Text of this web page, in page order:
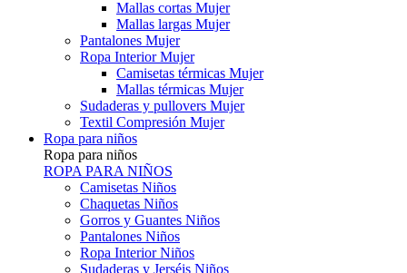
Mallas cortas Mujer
Mallas largas Mujer
Pantalones Mujer
Ropa Interior Mujer
Camisetas térmicas Mujer
Mallas térmicas Mujer
Sudaderas y pullovers Mujer
Textil Compresión Mujer
Ropa para niños
Ropa para niños
ROPA PARA NIÑOS
Camisetas Niños
Chaquetas Niños
Gorros y Guantes Niños
Pantalones Niños
Ropa Interior Niños
Sudaderas y Jerséis Niños